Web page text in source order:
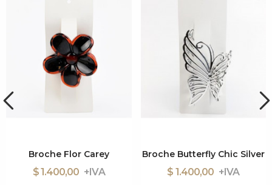
Broche Flor Carey
$ 1.400,00
Broche Butterfly Chic Silver
$ 1.400,00